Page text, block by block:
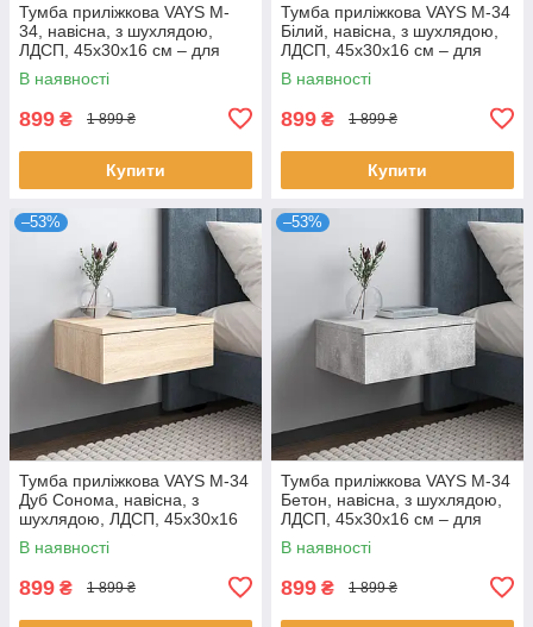
Тумба приліжкова VAYS M-
34, навісна, з шухлядою,
ЛДСП, 45х30х16 см – для
спальні
В наявності
899 ₴ 1 899 ₴
Купити
Тумба приліжкова VAYS M-34
Білий, навісна, з шухлядою,
ЛДСП, 45х30х16 см – для
спальні
В наявності
899 ₴ 1 899 ₴
Купити
–53%
Тумба приліжкова VAYS M-34
Дуб Сонома, навісна, з
шухлядою, ЛДСП, 45х30х16
см – для спальні
В наявності
899 ₴ 1 899 ₴
–53%
Тумба приліжкова VAYS M-34
Бетон, навісна, з шухлядою,
ЛДСП, 45х30х16 см – для
спальні
В наявності
899 ₴ 1 899 ₴